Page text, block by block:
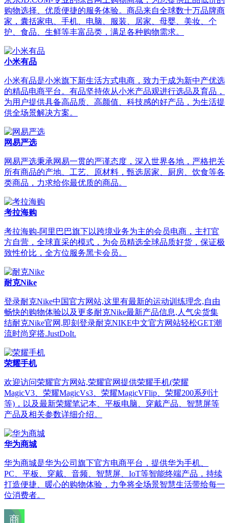
购物选择、优质便捷的服务体验。商品来自全球数十万品牌商
家，囊括家电、手机、电脑、服装、居家、母婴、美妆、个
护、食品、生鲜等丰富品类，满足各种购物需求。
小米有品
小米有品是小米旗下新生活方式电商，致力于成为新中产优选
的精品电商平台。有品坚持依从小米产品观进行选品及育品，
为用户提供具备高品质、高颜值、科技感的好产品，为生活提
供全场景解决方案。
网易严选
网易严选秉承网易一贯的严谨态度，深入世界各地，严格把关
所有商品的产地、工艺、原材料，甄选居家、厨房、饮食等各
类商品，力求给你最优质的商品。
考拉海购
考拉海购-阿里巴巴旗下以跨境业务为主的会员电商，主打官
方自营，全球直采的模式，为会员精选全球品质好货，保证极
致性价比，全方位服务黑卡会员。
耐克Nike
登录耐克Nike中国官方网站,这里有最新的运动训练理念,自由
畅快的购物体验以及更多耐克Nike最新产品信息,人气尖货集
结耐克Nike官网,即刻登录耐克NIKE中文官方网站轻松GET潮
流时尚穿搭.JustDoIt.
荣耀手机
欢迎访问荣耀官方网站,荣耀官网提供荣耀手机(荣耀
MagicV3、荣耀MagicVs3、荣耀MagicVFlip、荣耀200系列计
等)，以及最新荣耀笔记本、平板电脑、穿戴产品、智慧屏等
产品及相关参数详细介绍。
华为商城
华为商城是华为公司旗下官方电商平台，提供华为手机、
PC、平板、穿戴、音频、智慧屏、IoT等智能终端产品，持续
打造便捷、暖心的购物体验，力争将全场景智慧生活带给每一
位消费者。